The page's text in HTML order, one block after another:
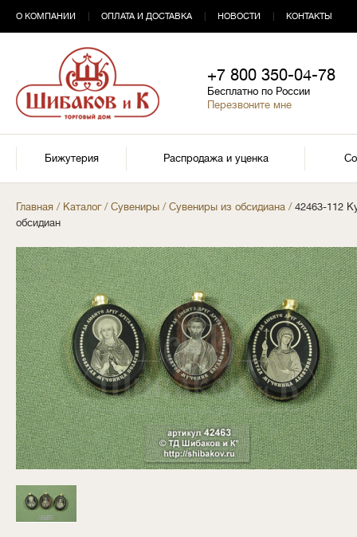
О КОМПАНИИ ОПЛАТА И ДОСТАВКА НОВОСТИ КОНТАКТЫ
+7 800 350-04-78
Бесплатно по России
Перезвоните мне
Бижутерия Распродажа и уценка
Главная / Каталог/ Сувениры / Сувениры из обсидиана / 42463-112
обсидиан